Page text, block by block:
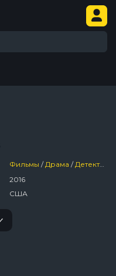
Фильмы /Драма /Детектив
2016
США